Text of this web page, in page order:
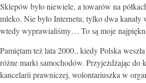
Sklepów było niewiele, a towarów na
mleko. Nie było Internetu, tylko dwa
wtedy wyprawialiśmy… To są moje
Pamiętam też lata 2000., kiedy Polska
różne marki samochodów. Przyjeżdżając do
kancelarii prawniczej, wolontariuszka w